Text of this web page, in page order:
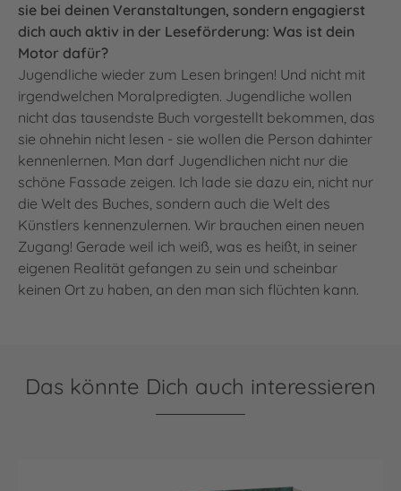
sie bei deinen Veranstaltungen, sondern engagierst
dich auch aktiv in der Leseförderung: Was ist dein
Motor dafür?
Jugendliche wieder zum Lesen bringen! Und nicht mit
irgendwelchen Moralpredigten. Jugendliche wollen
nicht das tausendste Buch vorgestellt bekommen, das
sie ohnehin nicht lesen - sie wollen die Person dahinter
kennenlernen. Man darf Jugendlichen nicht nur die
schöne Fassade zeigen. Ich lade sie dazu ein, nicht nur
die Welt des Buches, sondern auch die Welt des
Künstlers kennenzulernen. Wir brauchen einen neuen
Zugang! Gerade weil ich weiß, was es heißt, in seiner
eigenen Realität gefangen zu sein und scheinbar
keinen Ort zu haben, an den man sich flüchten kann.
Das könnte Dich auch interessieren